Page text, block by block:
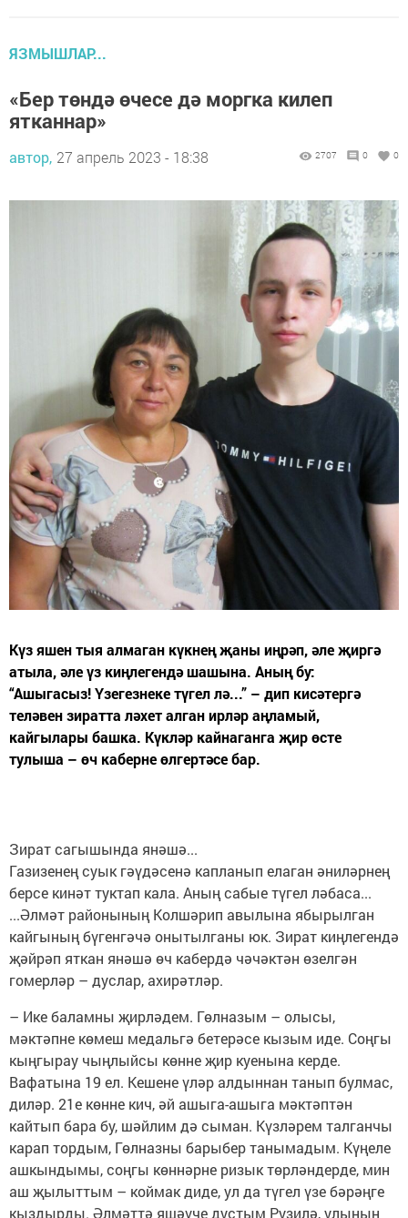
ЯЗМЫШЛАР...
«Бер төндә өчесе дә моргка килеп
ятканнар»
автор, 27 апрель 2023 - 18:38 2707 0 0
Күз яшен тыя алмаган күкнең җаны иңрәп, әле җиргә
атыла, әле үз киңлегендә шашына. Аның бу:
“Ашыгасыз! Үзегезнеке түгел лә...” – дип кисәтергә
теләвен зиратта ләхет алган ирләр аңламый,
кайгылары башка. Күкләр кайнаганга җир өсте
тулыша – өч каберне өлгертәсе бар.
Зират сагышында янәшә...
Газизенең суык гәүдәсенә капланып елаган әниләрнең
берсе кинәт туктап кала. Аның сабые түгел ләбаса...
...Әлмәт районының Колшәрип авылына ябырылган
кайгының бүгенгәчә онытылганы юк. Зират киңлегендә
җәйрәп яткан янәшә өч кабердә чәчәктән өзелгән
гомерләр – дуслар, ахирәтләр.
– Ике баламны җирләдем. Гөлназым – олысы,
мәктәпне көмеш медальгә бетерәсе кызым иде. Соңгы
кыңгырау чыңлыйсы көнне җир куенына керде.
Вафатына 19 ел. Кешене үләр алдыннан танып булмас,
диләр. 21е көнне кич, әй ашыга-ашыга мәктәптән
кайтып бара бу, шәйлим дә сыман. Күзләрем талганчы
карап тордым, Гөлназны барыбер танымадым. Күңеле
ашкындымы, соңгы көннәрне ризык төрләндерде, мин
аш җылыттым – коймак диде, ул да түгел үзе бәрәңге
кыздырды. Әлмәттә яшәүче дустым Рузилә, улының